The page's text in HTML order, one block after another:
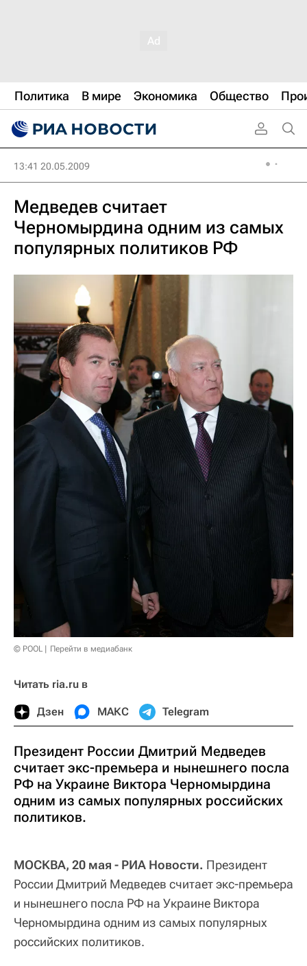
Политика В мире Экономика Общество
13:41 20.05.2009
Медведев считает
Черномырдина одним из самых
популярных политиков РФ
© POOL Перейти в медиабанк
Читать ria.ru в
Дзен МАКС Telegram
Президент России Дмитрий Медведев
считает экс-премьера и нынешнего посла
РФ на Украине Виктора Черномырдина
одним из самых популярных российских
политиков.
МОСКВА, 20 мая - РИА Новости. Президент
России Дмитрий Медведев считает экс-премьера
и нынешнего посла РФ на Украине Виктора
Черномырдина одним из самых популярных
российских политиков.